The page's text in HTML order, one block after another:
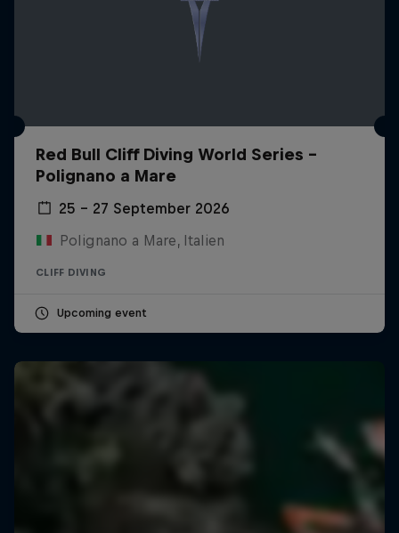
Red Bull Cliff Diving World Series -
Polignano a Mare
25 – 27 September 2026
Polignano a Mare, Italien
CLIFF DIVING
Upcoming event